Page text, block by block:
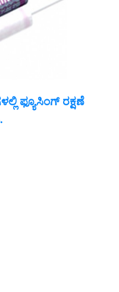
ಫ್ಯೂಸಿಂಗ್ ರಕ್ಷಣೆ